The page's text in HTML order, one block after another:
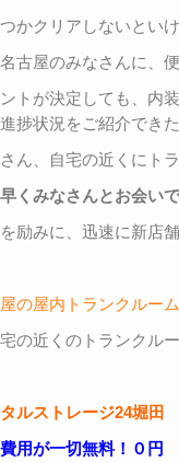
かクリアしないとい
古屋のみなさんに、
トが決定しても、内
捗状況をご紹介でき
ん、自宅の近くにト
くみなさんとお会い
励みに、迅速に新店
の屋内トランクルーム
の近くのトランクル
ルストレージ24堀田
用が一切無料！０円